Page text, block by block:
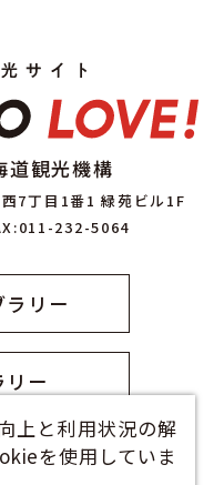
道観光機構
7丁目1番1 緑苑ビル1F
232-5064
リー
ー
上と利用状況の解
を使用していま